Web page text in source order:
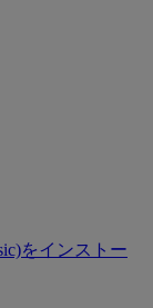
をインストー